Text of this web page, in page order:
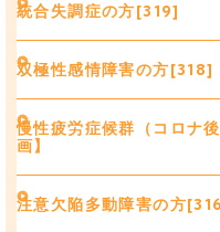
統合失調症の方[319]
双極性感情障害の方[318]
慢性疲労症候群（コロナ
画】
注意欠陥多動障害の方